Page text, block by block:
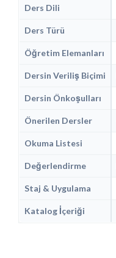
Ders Dili
Ders Türü
Öğretim Elemanları
Dersin Veriliş Biçimi
Dersin Önkoşulları
Önerilen Dersler
Okuma Listesi
Değerlendirme
Staj & Uygulama
Katalog İçeriği